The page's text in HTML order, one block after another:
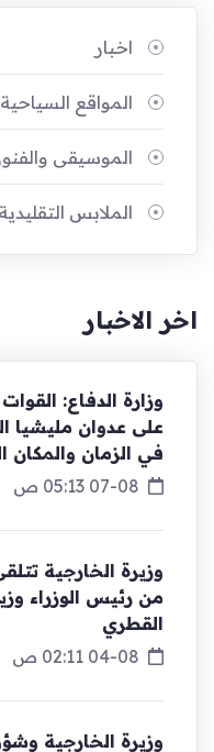
اخبار
المواقع السياحية
الموسيقى
الملابس التقليدية
اخر الاخبار
وزارة الدفاع:
على عدوان مليشيا
في الزمان والمكان
07-08 05:13 ص
وزيرة الخارجية
من رئيس الوزراء
القطري
04-08 02:11 ص
وزيرة الخارجية